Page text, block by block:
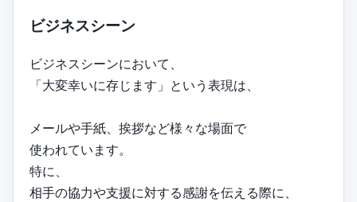
ビジネスシーン
ビジネスシーンにおいて、
「大変幸いに存じます」という表現は、
メールや手紙、挨拶など様々な場面で
使われています。
特に、
相手の協力や支援に対する感謝を伝える際に、